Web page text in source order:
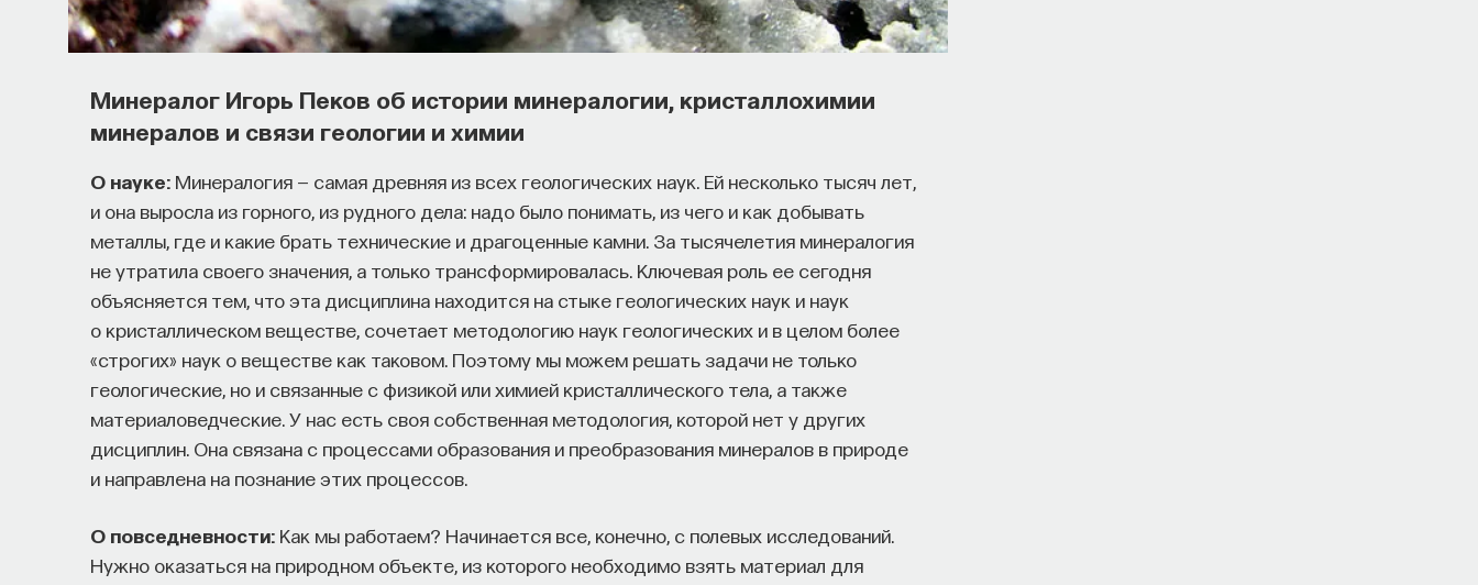
Минералог Игорь Пеков об истории минералогии, кристаллохимии
минералов и связи геологии и химии
О науке: Минералогия — самая древняя из всех геологических наук. Ей несколько тысяч лет,
и она выросла из горного, из рудного дела: надо было понимать, из чего и как добывать
металлы, где и какие брать технические и драгоценные камни. За тысячелетия минералогия
не утратила своего значения, а только трансформировалась. Ключевая роль ее сегодня
объясняется тем, что эта дисциплина находится на стыке геологических наук и наук
о кристаллическом веществе, сочетает методологию наук геологических и в целом более
«строгих» наук о веществе как таковом. Поэтому мы можем решать задачи не только
геологические, но и связанные с физикой или химией кристаллического тела, а также
материаловедческие. У нас есть своя собственная методология, которой нет у других
дисциплин. Она связана с процессами образования и преобразования минералов в природе
и направлена на познание этих процессов.
О повседневности: Как мы работаем? Начинается все, конечно, с полевых исследований.
Нужно оказаться на природном объекте, из которого необходимо взять материал для
о происходящем в мире?
представления об окружающей действительности и познавать самого себя? Ответы на эти
и другие вопросы можно найти, записавшисьна курс «Философский поиск: начала»
Слушатели курса убедятся в том, что философский поиск — это не только каскад
занимательных головоломок, но и набор инструментов, жизненно необходимых для
современного человека.
Пройдя этот курс, вы:
— Овладеете ключевыми для независимого мышления навыками: научитесь критически
воспринимать информацию и логично и аргументированно доказывать свою точку зрения.
— Узнаете, как философия отвечает на основополагающие вопросы человечества: что такое
пространство и что такое время? Что значит мыслить и что представляет собой наше
свобода?